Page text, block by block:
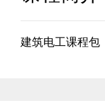
建筑电工课程包